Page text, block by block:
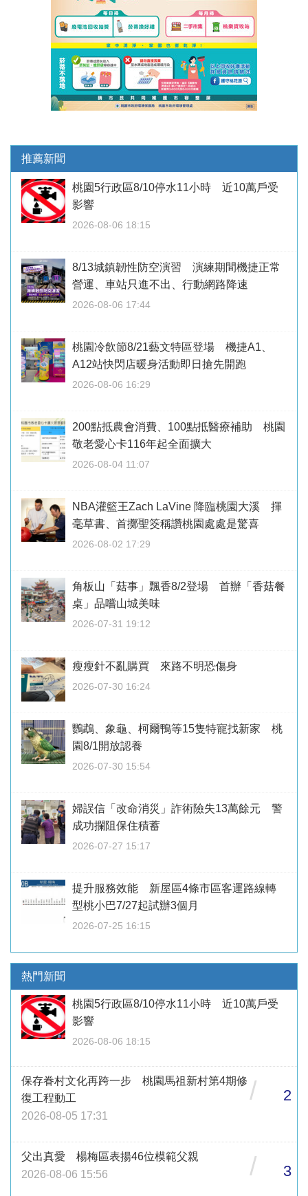
推薦新聞
桃園5行政區8/10停水11小時 近10萬戶受
影響
2026-08-06 18:15
8/13城鎮韌性防空演習 演練期間機捷正常
營運、車站只進不出、行動網路降速
2026-08-06 17:44
桃園冷飲節8/21藝文特區登場 機捷A1、
A12站快閃店暖身活動即日搶先開跑
2026-08-06 16:29
200點抵農會消費、100點抵醫療補助 桃園
敬老愛心卡116年起全面擴大
2026-08-04 11:07
NBA灌籃王Zach LaVine 降臨桃園大溪 揮
毫草書、首擲聖筊稱讚桃園處處是驚喜
2026-08-02 17:29
角板山「菇事」飄香8/2登場 首辦「香菇餐
桌」品嚐山城美味
2026-07-31 19:12
瘦瘦針不亂購買 來路不明恐傷身
2026-07-30 16:24
鸚鵡、象龜、柯爾鴨等15隻特寵找新家 桃
園8/1開放認養
2026-07-30 15:54
婦誤信「改命消災」詐術險失13萬餘元 警
成功攔阻保住積蓄
2026-07-27 15:17
提升服務效能 新屋區4條市區客運路線轉
型桃小巴7/27起試辦3個月
2026-07-25 16:15
熱門新聞
桃園5行政區8/10停水11小時 近10萬戶受
影響
2026-08-06 18:15
保存眷村文化再跨一步 桃園馬祖新村第4期修
復工程動工
2026-08-05 17:31
/ 2
父出真愛 楊梅區表揚46位模範父親
2026-08-06 15:56
/ 3